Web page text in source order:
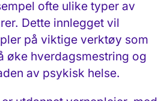
ofte ulike typer av
Dette innlegget vil
på viktige verktøy som
øke hverdagsmestring og
av psykisk helse.